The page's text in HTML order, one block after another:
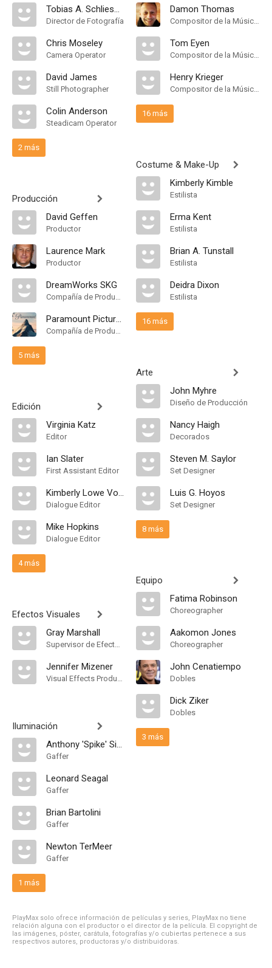
Tobias A. Schliessler
Director de Fotografía
Chris Moseley
Camera Operator
David James
Still Photographer
Colin Anderson
Steadicam Operator
2 más
Producción
David Geffen
Productor
Laurence Mark
Productor
DreamWorks SKG
Compañía de Produccion
Paramount Pictures
Compañía de Produccion
5 más
Edición
Virginia Katz
Editor
Ian Slater
First Assistant Editor
Kimberly Lowe Voigt
Dialogue Editor
Mike Hopkins
Dialogue Editor
4 más
Efectos Visuales
Gray Marshall
Supervisor de Efectos Visuales
Jennifer Mizener
Visual Effects Producer
Iluminación
Anthony 'Spike' Simms
Gaffer
Leonard Seagal
Gaffer
Brian Bartolini
Gaffer
Newton TerMeer
Gaffer
1 más
Damon Thomas
Compositor de la Música Original
Tom Eyen
Compositor de la Música Original
Henry Krieger
Compositor de la Música Original
16 más
Costume & Make-Up
Kimberly Kimble
Estilista
Erma Kent
Estilista
Brian A. Tunstall
Estilista
Deidra Dixon
Estilista
16 más
Arte
John Myhre
Diseño de Producción
Nancy Haigh
Decorados
Steven M. Saylor
Set Designer
Luis G. Hoyos
Set Designer
8 más
Equipo
Fatima Robinson
Choreographer
Aakomon Jones
Choreographer
John Cenatiempo
Dobles
Dick Ziker
Dobles
3 más
PlayMax solo ofrece información de películas y series, PlayMax no tiene
relación alguna con el productor o el director de la película. El copyright de
las imágenes, póster, carátula, fotografías y/o cubiertas pertenece a sus
respectivos autores, productoras y/o distribuidoras.